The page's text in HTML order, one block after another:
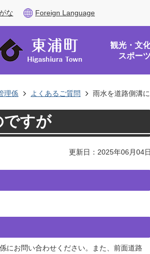
な Foreign Language
観光・文化
スポーツ
理係 よくあるご質問 雨水を道路側溝
ですが
更新日：2025年06月04日
にお問い合わせください。また、前面道路